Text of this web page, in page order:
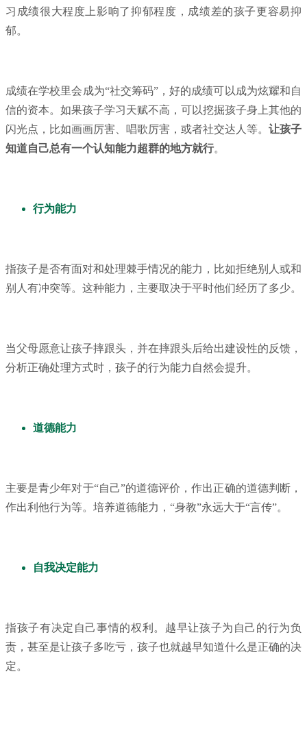
习成绩很大程度上影响了抑郁程度，成绩差的孩子更容易抑
郁。
成绩在学校里会成为“社交筹码”，好的成绩可以成为炫耀和自
信的资本。如果孩子学习天赋不高，可以挖掘孩子身上其他的
闪光点，比如画画厉害、唱歌厉害，或者社交达人等。 让孩子
知道自己总有一个认知能力超群的地方就行。
行为能力
指孩子是否有面对和处理棘手情况的能力，比如拒绝别人或和
别人有冲突等。这种能力，主要取决于平时他们经历了多少。
当父母愿意让孩子摔跟头，并在摔跟头后给出建设性的反馈，
分析正确处理方式时，孩子的行为能力自然会提升。
道德能力
主要是青少年对于“自己”的道德评价，作出正确的道德判断，
作出利他行为等。培养道德能力，“身教”永远大于“言传”。
自我决定能力
指孩子有决定自己事情的权利。越早让孩子为自己的行为负
责，甚至是让孩子多吃亏，孩子也就越早知道什么是正确的决
定。